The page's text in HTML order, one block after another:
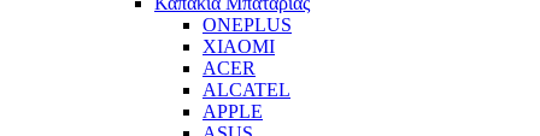
ONEPLUS
XIAOMI
ACER
ALCATEL
APPLE